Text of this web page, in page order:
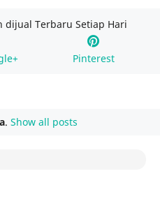
dijual Terbaru Setiap Hari
Pinterest
. Show all posts